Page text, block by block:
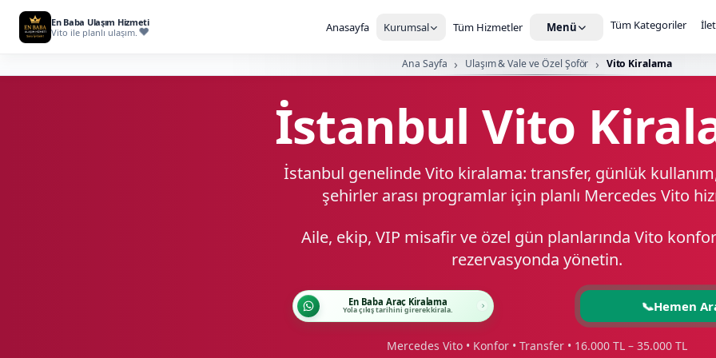
En Baba Ulaşım Hizmeti
Vito ile planlı ulaşım.
Anasayfa Kurumsal Tüm Hizmetler Menü Tüm Kategoriler
Ana Sayfa Ulaşım & Vale ve Özel Şoför Vito Kiralama
İstanbul Vito
İstanbul genelinde Vito kiralama: transfer, günlük
şehirler arası programlar için planlı Mercedes Vito
Aile, ekip, VIP misafir ve özel gün planlarında Vito
rezervasyonda yönetin.
En Baba Araç Kiralama
Yola çıkış tarihini girerek kirala. 📞Hemen
Mercedes Vito • Konfor • Transfer • 16.000 TL – 35.000 TL